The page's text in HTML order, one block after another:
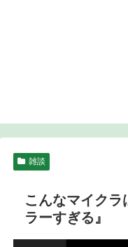
雑談
こんなマイク
ラーすぎる』